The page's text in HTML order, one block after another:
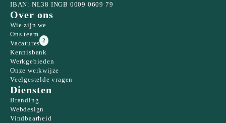
IBAN: NL38 INGB 0009 0609 79
Over ons
Wie zijn we
Ons team
Vacatures 2
Kennisbank
Werkgebieden
Onze werkwijze
Veelgestelde vragen
Diensten
Branding
Webdesign
Vindbaarheid